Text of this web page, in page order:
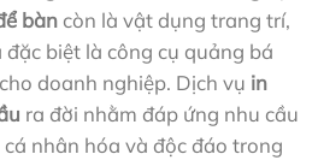
bàn còn là vật dụng trang trí,
biệt là công cụ quảng bá
doanh nghiệp. Dịch vụ in
ra đời nhằm đáp ứng nhu cầu
nhân hóa và độc đáo trong